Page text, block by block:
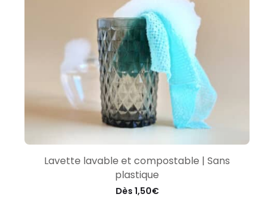
Lavette lavable et compostable | Sans
plastique
Dès 1,50€